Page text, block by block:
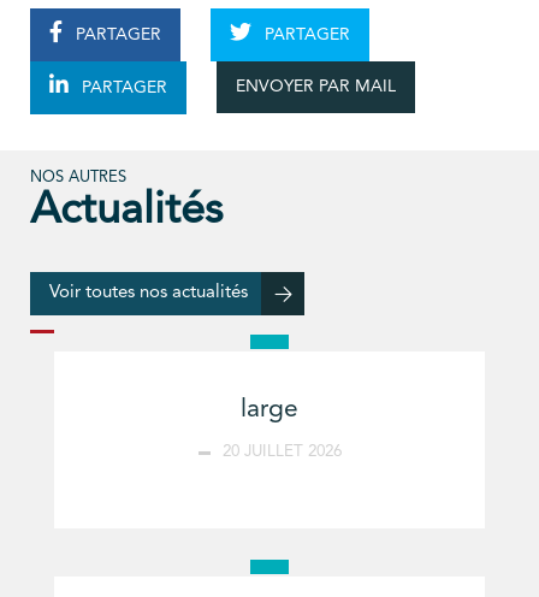
PARTAGER PARTAGER
PARTAGER ENVOYER PAR MAIL
NOS AUTRES
Actualités
Voir toutes nos actualités
large
20 JUILLET 2026